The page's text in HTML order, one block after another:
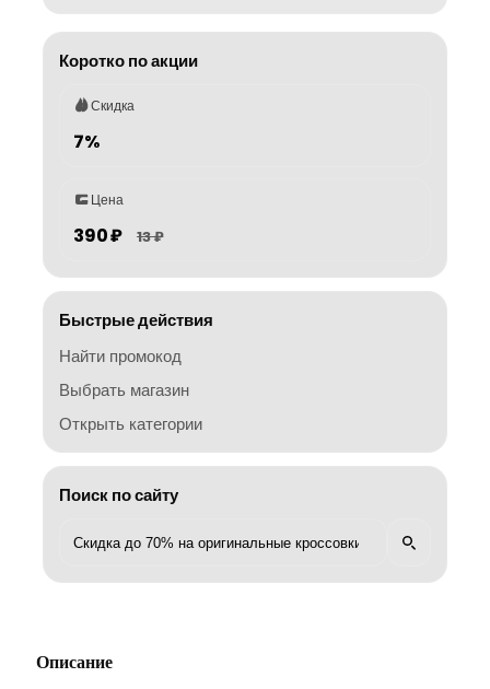
Коротко по акции
Скидка
7%
Цена
390 ₽ 13 ₽
Быстрые действия
Найти промокод
Выбрать магазин
Открыть категории
Поиск по сайту
Описание